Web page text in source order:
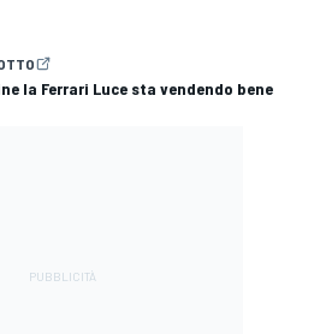
la Ferrari Luce sta vendendo bene